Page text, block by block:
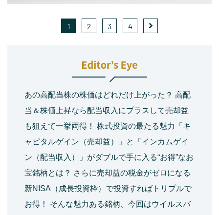
1 2 3 4
あの高配当株の株価はどれだけ上がった？ 高配
当＆株価上昇なら配当収入にプラスして売却益
も狙えて一挙両得！ 株式投資の最たる魅力「キ
ャピタルゲイン（売却益）」と「インカムゲイ
ン（配当収入）」がダブルで手に入る“お得”なお
宝銘柄とは？ さらに売却益の税金がゼロになる
新NISA（成長投資枠）で投資すればトリプルで
お得！ そんな魅力ある銘柄、今回はウイルスバ